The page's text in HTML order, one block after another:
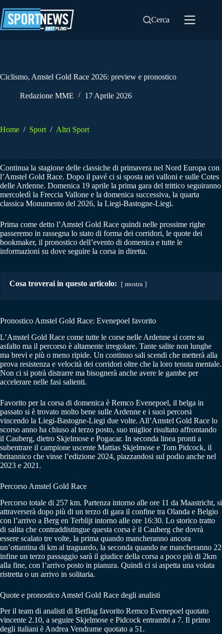
al
contenuto
Cerca
Ciclismo, Amstel Gold Race 2026: preview e pronostico
Redazione MME 17 Aprile 2026
Home / Sport / Altri Sport
Continua la stagione delle classiche di primavera nel Nord Europa con
l’Amstel Gold Race. Dopo il pavé ci si sposta nei valloni e sulle Cotes
delle Ardenne. Domenica 19 aprile la prima gara del trittico seguiranno
mercoledì la Freccia Vallone e la domenica successiva, la quarta
classica Monumento del 2026, la Liegi-Bastogne-Liegi.
Prima come detto l’Amstel Gold Race quindi nelle prossime righe
passeremo in rassegna lo stato di forma dei corridori, le quote dei
bookmaker, il pronostico dell’evento di domenica e tutte le
informazioni su dove seguire la corsa in diretta.
Cosa troverai in questo articolo: mostra
Pronostico Amstel Gold Race: Evenepoel favorito
L’Amstel Gold Race come tutte le corse nelle Ardenne si corre su
asfalto ma il percorso è altamente irregolare. Tante salite non lunghe
ma brevi e più o meno ripide. Un continuo sali scendi che metterà alla
prova resistenza e velocità dei corridori oltre che la loro tenuta mentale.
Non ci si potrà distrarre ma bisognerà anche avere le gambe per
accelerare nelle fasi salienti.
Favorito per la corsa di domenica è Remco Evenepoel, il belga in
passato si è trovato molto bene sulle Ardenne e i suoi percorsi
vincendo la Liegi-Bastogne-Liegi due volte. All’Amstel Gold Race lo
scorso anno ha chiuso al terzo posto, suo miglior risultato affrontando
il Cauberg, dietro Skjelmose e Pogacar. In seconda linea pronti a
subentrare il campione uscente Mattias Skjelmose e Tom Pidcock, il
britannico che vinse l’edizione 2024, piazzandosi sul podio anche nel
2023 e 2021.
Percorso Amstel Gold Race
Percorso totale di 257 km. Partenza intorno alle ore 11 da Maastricht, si
attraverserà dopo più di un terzo di gara il confine tra Olanda e Belgio
con l’arrivo a Berg en Terblijt intorno alle ore 16:30. Lo storico tratto
di salita che contraddistingue questa corsa è il Cauberg che dovrà
essere scalato tre volte, la prima quando mancheranno ancora
un’ottantina di km al traguardo, la seconda quando ne mancheranno 22
infine un terzo passaggio sarà il giudice della corsa a poco più di 2km
alla fine, con l’arrivo posto in pianura. Quindi ci si aspetta una volata
ristretta o un arrivo in solitaria.
Quote e pronostico Amstel Gold Race degli analisti
Per il team di analisti di Betflag favorito Remco Evenepoel quotato
vincente 2.10, a seguire Skjelmose e Pidcock entrambi a 7. Il primo
degli italiani è Andrea Vendrame quotato a 51.